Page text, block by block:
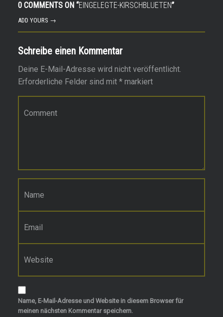
0 COMMENTS ON “EINGELEGTE-KIRSCHBLUETEN”
ADD YOURS →
Schreibe einen Kommentar
Deine E-Mail-Adresse wird nicht veröffentlicht.
Erforderliche Felder sind mit *markiert
Name
*
Website
Name, E-Mail-Adresse und Website in diesem Browser für
meinen nächsten Kommentar speichern.